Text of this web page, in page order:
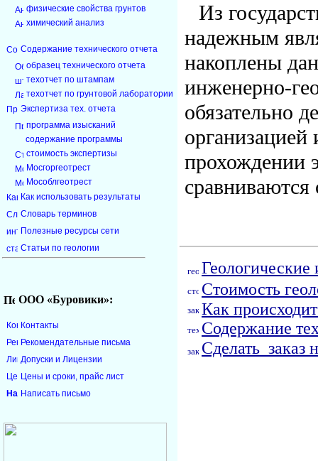
физические свойства грунтов
химический анализ
Содержание технического отчета
образец технического отчета
техотчет по штампам
техотчет по грунтовой лаборатории
Экспертиза тех. отчета
программа изысканий
содержание программы
стоимость экспертизы
Мосгоргеотрест
Мособлгеотрест
Как использовать результаты
Словарь терминов
Полезные ресурсы сети
Статьи по геологии
ООО «Буровики»:
Контакты
Рекомендательные письма
Допуски и Лицензии
Цены и сроки, прайс лист
Написать письмо
Из
надежным
накоплены
инженерно-
обязательно
прохождении
Стоимость
Как
Содержание
Сделать заказ